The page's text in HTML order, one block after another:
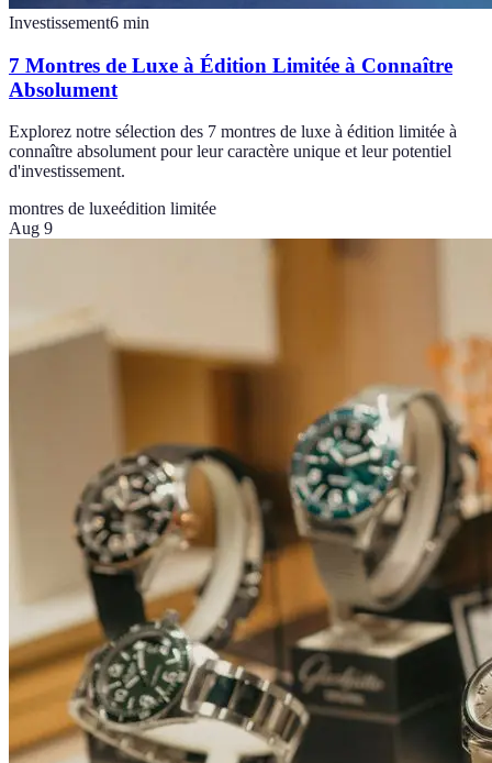
Investissement6 min
7 Montres de Luxe à Édition Limitée à Connaître
Absolument
Explorez notre sélection des 7 montres de luxe à édition limitée à
connaître absolument pour leur caractère unique et leur potentiel
d'investissement.
montres de luxeédition limitée
Aug 9